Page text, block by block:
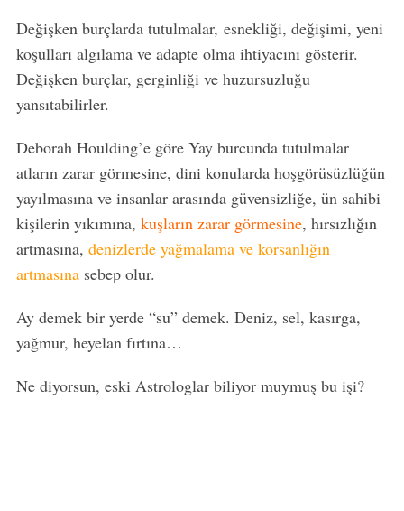
Değişken burçlarda tutulmalar, esnekliği, değişimi, yeni
koşulları algılama ve adapte olma ihtiyacını gösterir.
Değişken burçlar, gerginliği ve huzursuzluğu
yansıtabilirler.
Deborah Houlding’e göre Yay burcunda tutulmalar
atların zarar görmesine, dini konularda hoşgörüsüzlüğün
yayılmasına ve insanlar arasında güvensizliğe, ün sahibi
kişilerin yıkımına, kuşların zarar görmesine, hırsızlığın
artmasına, denizlerde yağmalama ve korsanlığın
artmasınasebep olur.
Ay demek bir yerde “su” demek. Deniz, sel, kasırga,
yağmur, heyelan fırtına…
Ne diyorsun, eski Astrologlar biliyor muymuş bu işi?